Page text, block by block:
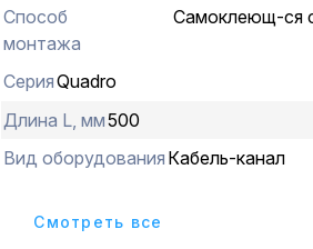
Способ
монтажа
Самоклеющ-ся
СерияQuadro
Длина L, мм500
Вид оборудования Кабель-канал
Cмотреть все